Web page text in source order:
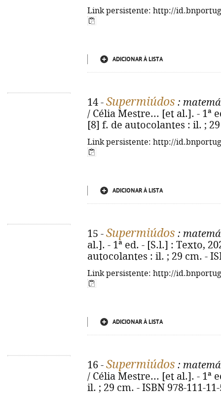
Link persistente: http://
ADICIONAR À LISTA
14 - Supermiúdos :
/ Célia Mestre... [et al.]. - 1ª
[8] f. de autocolantes : il. ;
Link persistente: http://
ADICIONAR À LISTA
15 - Supermiúdos :
al.]. - 1ª ed. - [S.l.] : Texto,
autocolantes : il. ; 29 cm. -
Link persistente: http://
ADICIONAR À LISTA
16 - Supermiúdos :
/ Célia Mestre... [et al.]. - 1ª
il. ; 29 cm. - ISBN 978-111-